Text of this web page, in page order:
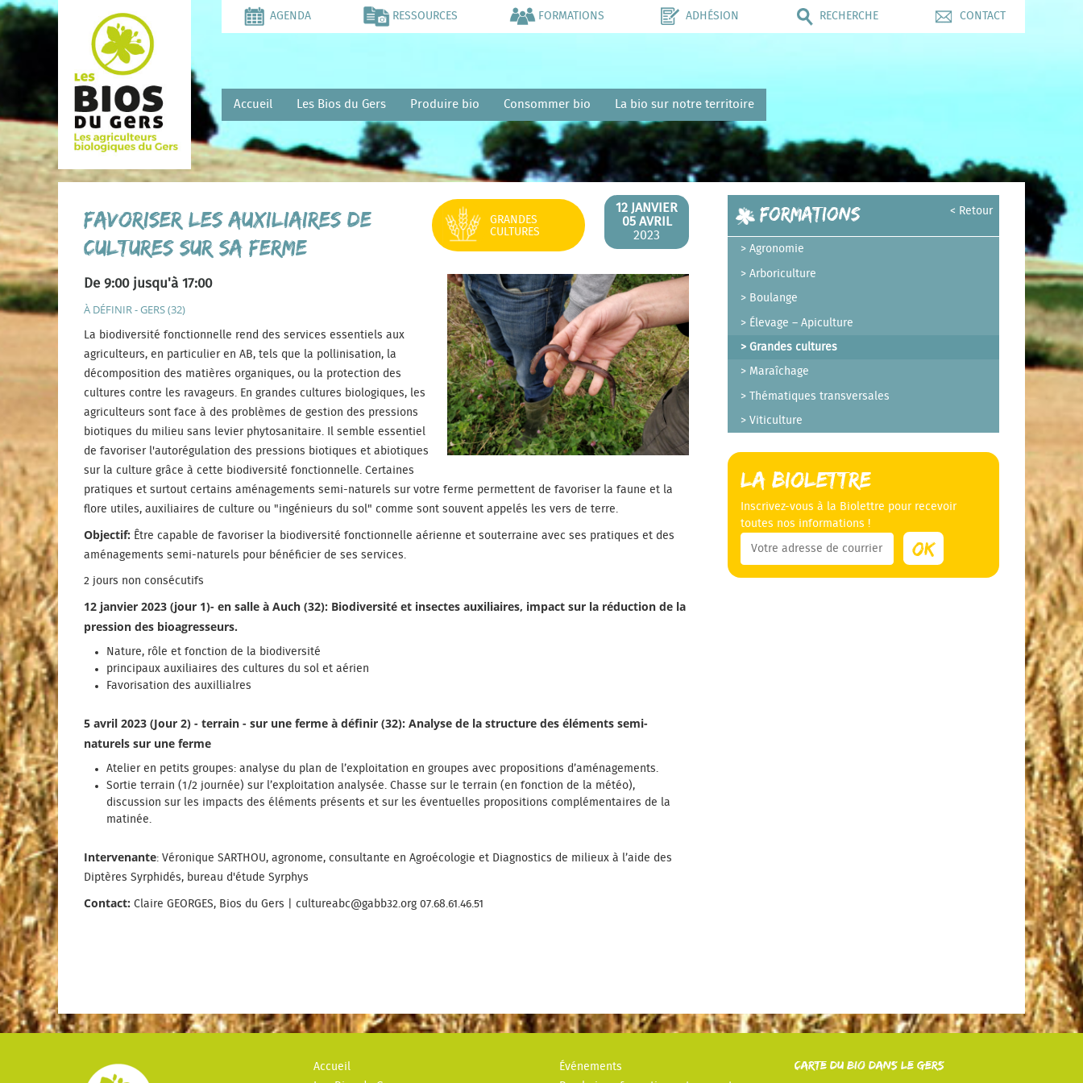
Aller
AGENDA RESSOURCES FORMATIONS ADHÉSION RECHERCHE CONTACT
Accueil Les Bios du Gers Produire bio Consommer bio La bio sur notre territoire
12 JANVIER
05 AVRIL
2023
GRANDES
CULTURES
Favoriser les auxiliaires de
cultures sur sa ferme
De 9:00 jusqu'à 17:00
À DÉFINIR - GERS (32)
La biodiversité fonctionnelle rend des services essentiels aux
agriculteurs, en particulier en AB, tels que la pollinisation, la
décomposition des matières organiques, ou la protection des
cultures contre les ravageurs. En grandes cultures biologiques, les
agriculteurs sont face à des problèmes de gestion des pressions
biotiques du milieu sans levier phytosanitaire. Il semble essentiel
de favoriser l'autorégulation des pressions biotiques et abiotiques
sur la culture grâce à cette biodiversité fonctionnelle. Certaines
pratiques et surtout certains aménagements semi-naturels sur votre ferme permettent de favoriser la faune et la
flore utiles, auxiliaires de culture ou "ingénieurs du sol" comme sont souvent appelés les vers de terre.
Objectif: Être capable de favoriser la biodiversité fonctionnelle aérienne et souterraine avec ses pratiques et des
aménagements semi-naturels pour bénéficier de ses services.
2 jours non consécutifs
12 janvier 2023 (jour 1)- en salle à Auch (32): Biodiversité et insectes auxiliaires, impact sur la réduction de la
pression des bioagresseurs.
Nature, rôle et fonction de la biodiversité
principaux auxiliaires des cultures du sol et aérien
Favorisation des auxillialres
5 avril 2023 (Jour 2) - terrain - sur une ferme à définir (32): Analyse de la structure des éléments semi-
naturels sur une ferme
Atelier en petits groupes: analyse du plan de l’exploitation en groupes avec propositions d’aménagements.
Sortie terrain (1/2 journée) sur l’exploitation analysée. Chasse sur le terrain (en fonction de la météo),
discussion sur les impacts des éléments présents et sur les éventuelles propositions complémentaires de la
matinée.
Intervenante: Véronique SARTHOU, agronome, consultante en Agroécologie et Diagnostics de milieux à l’aide des
Diptères Syrphidés, bureau d'étude Syrphys
Contact: Claire GEORGES, Bios du Gers | cultureabc@gabb32.org 07.68.61.46.51
< Retour
Formations
Agronomie
Arboriculture
Boulange
Élevage – Apiculture
Grandes cultures
Maraîchage
Thématiques transversales
Viticulture
La Biolettre
Inscrivez-vous à la Biolettre pour recevoir
toutes nos informations !
Accueil
Événements
Carte du Bio dans le Gers